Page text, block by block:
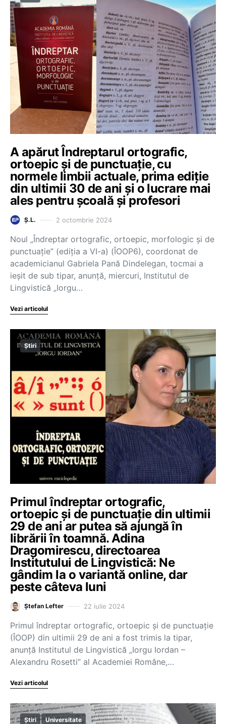
A apărut Îndreptarul ortografic,
ortoepic și de punctuație, cu
normele limbii actuale, prima ediție
din ultimii 30 de ani și o lucrare mai
ales pentru școală și profesori
Ș.L. 2 octombrie 2024
Noul „Îndreptar ortografic, ortoepic, morfologic şi de
punctuaţie” (ediţia a VI-a) (ÎOOP6), coordonat de
academicianul Gabriela Pană Dindelegan, tocmai a
ieşit de sub tipar, anunţă, miercuri, Institutul de
Lingvistică „Iorgu…
Vezi articolul
Știri
Primul îndreptar ortografic,
ortoepic și de punctuație din ultimii
29 de ani ar putea să ajungă în
librării în toamnă. Adina
Dragomirescu, directoarea
Institutului de Lingvistică: Ne
gândim la o variantă online, dar
peste câteva luni
Ștefan Lefter 22 iulie 2024
Primul îndreptar ortografic, ortoepic și de punctuație
(ÎOOP) din ultimii 29 de ani a fost trimis la tipar,
anunță Institutul de Lingvistică „Iorgu Iordan –
Alexandru Rosetti” al Academiei Române,…
Vezi articolul
Știri Universitate